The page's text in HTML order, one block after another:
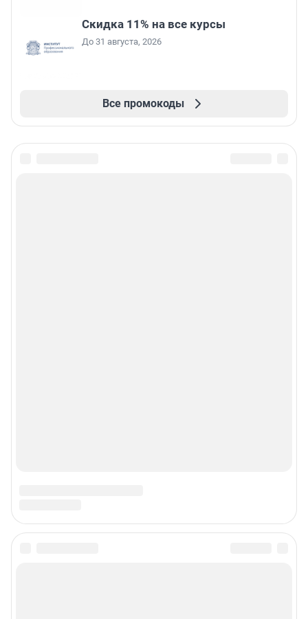
Скидка 11% на все курсы
До 31 августа, 2026
Все промокоды